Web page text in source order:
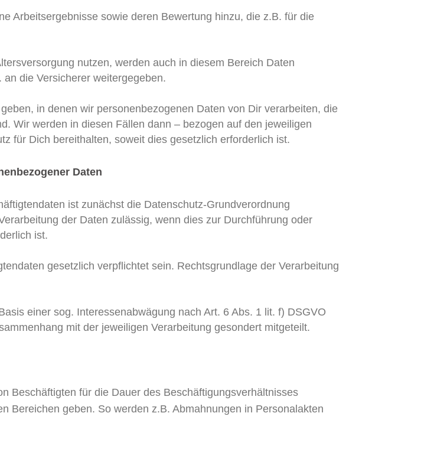
Arbeitsergebnisse sowie deren Bewertung hinzu, die z.B. für die
nutzen, werden auch in diesem Bereich Daten
die Versicherer weitergegeben.
in denen wir personenbezogenen Daten von Dir verarbeiten, die
Wir werden in diesen Fällen dann – bezogen auf den jeweiligen
für Dich bereithalten, soweit dies gesetzlich erforderlich ist.
Daten
ist zunächst die Datenschutz-Grundverordnung
der Daten zulässig, wenn dies zur Durchführung oder
ist.
gesetzlich verpflichtet sein. Rechtsgrundlage der Verarbeitung
einer sog. Interessenabwägung nach Art. 6 Abs. 1 lit. f) DSGVO
mit der jeweiligen Verarbeitung gesondert mitgeteilt.
Beschäftigten für die Dauer des Beschäftigungsverhältnisses
Bereichen geben. So werden z.B. Abmahnungen in Personalakten